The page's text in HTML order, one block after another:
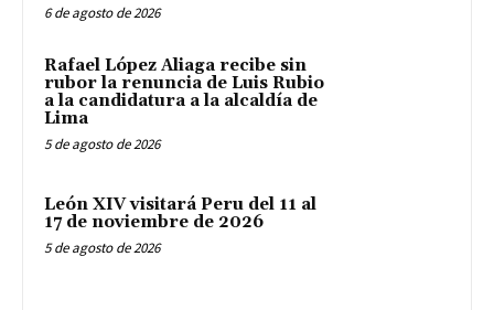
6 de agosto de 2026
Rafael López Aliaga recibe sin
rubor la renuncia de Luis Rubio
a la candidatura a la alcaldía de
Lima
5 de agosto de 2026
León XIV visitará Peru del 11 al
17 de noviembre de 2026
5 de agosto de 2026